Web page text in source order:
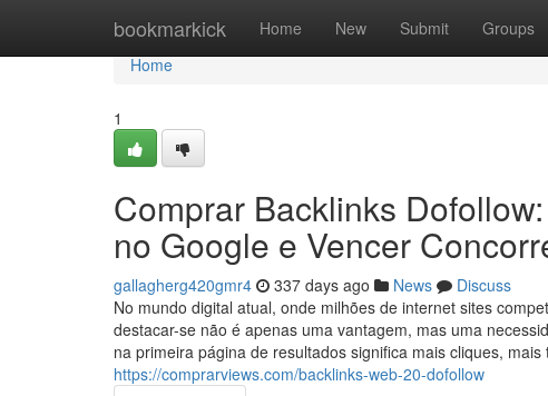
bookmarkick Home New Submit Groups
Home
Home
1
Comprar Backlinks
no Google e Vencer
gallagherg420gmr4 337 days ago News
Discuss
No mundo digital atual, onde milhões de internet sites
destacar-se não é apenas uma vantagem, mas uma
na primeira página de resultados significa mais cliques,
https://comprarviews.com/backlinks-web-20-dofollow